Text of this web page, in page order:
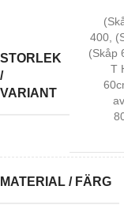
STORLEK
/
VARIANT
400
(Skåp
T
MATERIAL / FÄRG